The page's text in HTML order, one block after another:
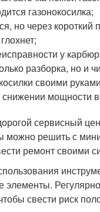
газонокосилка;
но через короткий
у
разборка, но и
своими
мощности
сервисный
можно решить с
ремонт своими
элементы.
свести риск